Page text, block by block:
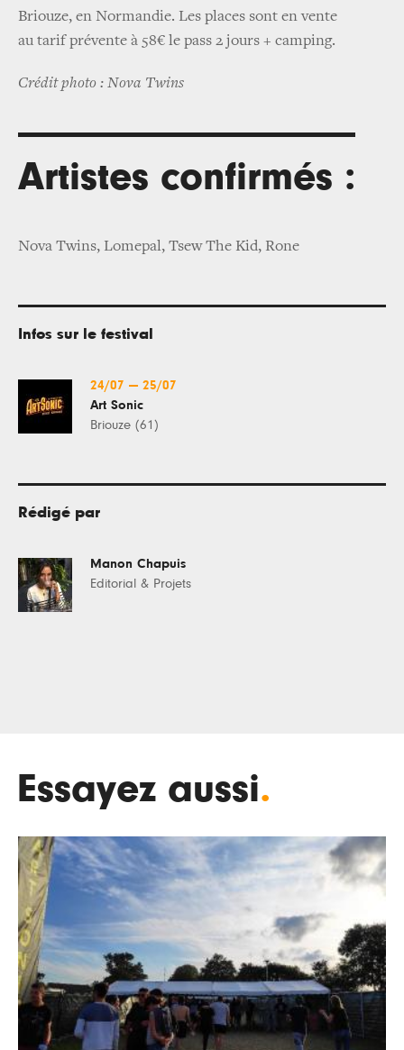
Briouze, en Normandie. Les places sont en vente
au tarif prévente à 58€ le pass 2 jours + camping.
Crédit photo : Nova Twins
Artistes confirmés :
Nova Twins, Lomepal, Tsew The Kid, Rone
Infos sur le festival
24/07 — 25/07
Art Sonic
Briouze (61)
Rédigé par
Manon Chapuis
Editorial & Projets
Essayez aussi.